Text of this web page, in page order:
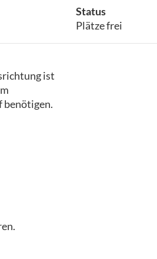
Status
Plätze frei
ist
benötigen.